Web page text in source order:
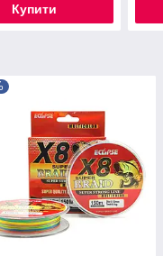
Купити